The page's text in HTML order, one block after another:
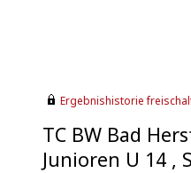
Ergebnishistorie
TC BW Bad
Junioren U 14 ,